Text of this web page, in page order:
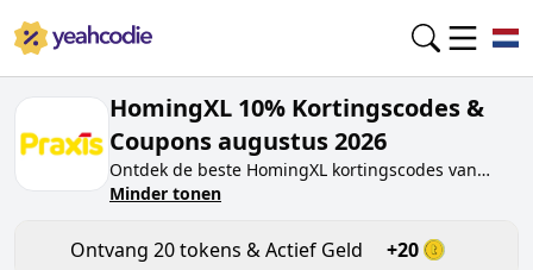
HomingXL 10% Kortingscodes &
Coupons augustus 2026
Ontdek de beste HomingXL kortingscodes van
vandaag vooraugustus 2026
homingxl.nldoor de code te testen. Ontvang
beloningen wanneer jeHomingXL
kortingscodes
Minder tonen
Ontvang 20 tokens & Actief Geld +20